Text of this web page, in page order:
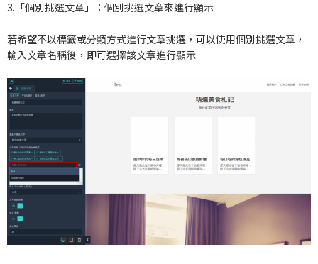
3.「個別挑選文章」：個別挑選文章來進行顯示
若希望不以標籤或分類方式進行文章挑選，可以使用個別挑選文章，
輸入文章名稱後，即可選擇該文章進行顯示